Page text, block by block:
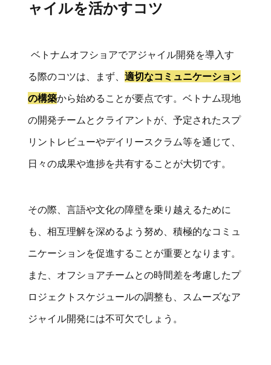
ャイルを活かすコツ
ベトナムオフショアでアジャイル開発を導入す
る際のコツは、まず、適切なコミュニケーション
の構築から始めることが要点です。ベトナム現地
の開発チームとクライアントが、予定されたスプ
リントレビューやデイリースクラム等を通じて、
日々の成果や進捗を共有することが大切です。
その際、言語や文化の障壁を乗り越えるために
も、相互理解を深めるよう努め、積極的なコミュ
ニケーションを促進することが重要となります。
また、オフショアチームとの時間差を考慮したプ
ロジェクトスケジュールの調整も、スムーズなア
ジャイル開発には不可欠でしょう。